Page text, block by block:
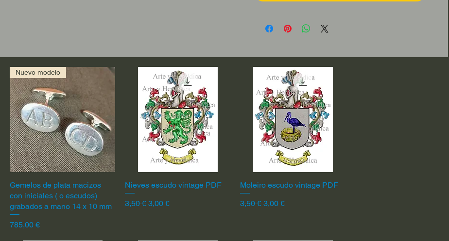
Vista rápida
Nuevo modelo
Gemelos de plata macizos
con iniciales ( o escudos)
grabados a mano 14 x 10 mm
Precio
785,00 €
Vista rápida
Nieves escudo vintage PDF
Precio
3,50 € Precio de oferta
3,00 €
Vista rápida
Moleiro escudo vintage PDF
Precio
3,50 € Precio de oferta
3,00 €